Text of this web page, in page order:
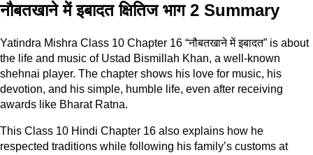
नौबतखाने में इबादत क्षितिज भाग 2 Summary
Yatindra Mishra Class 10 Chapter 16 “नौबतखाने में इबादत” is about
the life and music of Ustad Bismillah Khan, a well-known
shehnai player. The chapter shows his love for music, his
devotion, and his simple, humble life, even after receiving
awards like Bharat Ratna.
This Class 10 Hindi Chapter 16 also explains how he
respected traditions while following his family’s customs at